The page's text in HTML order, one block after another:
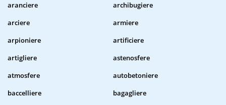
aranciere
archibugiere
arciere
armiere
arpioniere
artificiere
artigliere
astenosfere
atmosfere
autobetoniere
baccelliere
bagagliere